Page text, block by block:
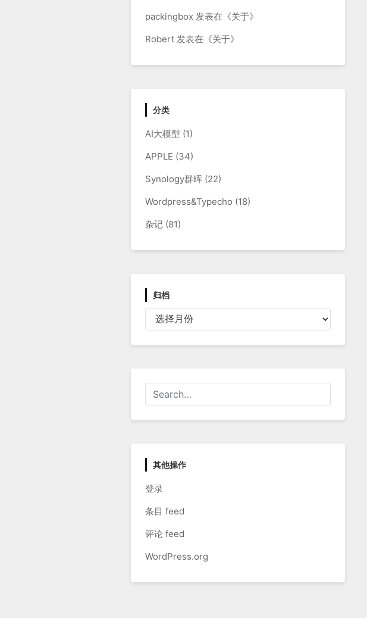
packingbox 发表在《关于》
Robert 发表在《关于》
分类
AI大模型 (1)
APPLE (34)
Synology群晖 (22)
Wordpress&Typecho (18)
杂记 (81)
归档
档
其他操作
登录
条目 feed
评论 feed
WordPress.org